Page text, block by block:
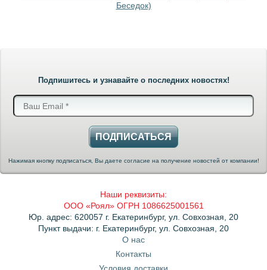
Беседок)
Подпишитесь и узнавайте о последних новостях!
ПОДПИСАТЬСЯ
Нажимая кнопку подписаться, Вы даете согласие на получение новостей от компании!
Наши реквизиты:
ООО «Роял» ОГРН 1086625001561
Юр. адрес: 620057 г. Екатеринбург, ул. Совхозная, 20
Пункт выдачи: г. Екатеринбург, ул. Совхозная, 20
О нас
Контакты